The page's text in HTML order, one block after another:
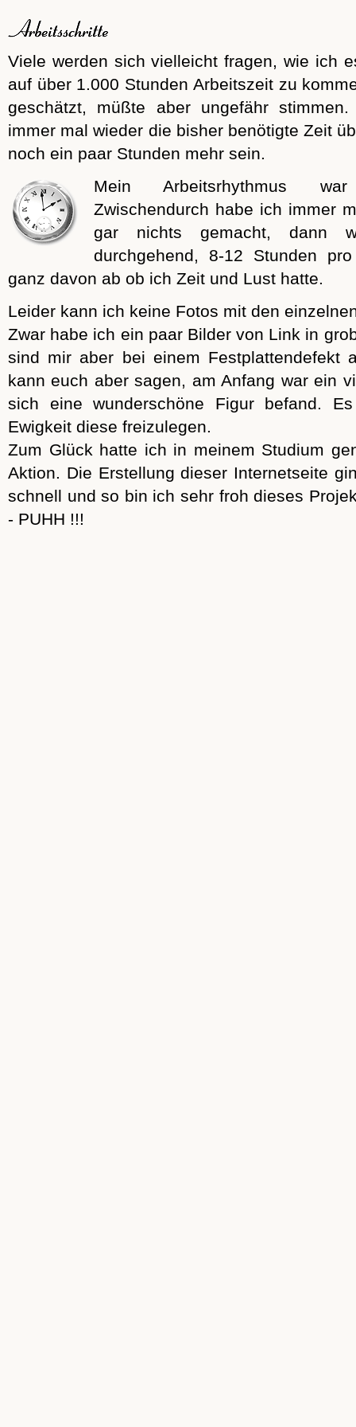
Viele werden sich vielleicht fragen, wie ich
auf über 1.000 Stunden Arbeitszeit zu
geschätzt, müßte aber ungefähr
immer mal wieder die bisher benötigte Zeit
noch ein paar Stunden mehr sein.
Mein Arbeitsrhythmus
Zwischendurch habe ich immer
gar nichts gemacht, dann
durchgehend, 8-12 Stunden
ganz davon ab ob ich Zeit und Lust hatte.
Leider kann ich keine Fotos mit den
Zwar habe ich ein paar Bilder von Link in
sind mir aber bei einem Festplattendefekt
kann euch aber sagen, am Anfang war ein
sich eine wunderschöne Figur befand.
Ewigkeit diese freizulegen.
Zum Glück hatte ich in meinem Studium
Aktion. Die Erstellung dieser Internetseite
schnell und so bin ich sehr froh dieses
- PUHH !!!